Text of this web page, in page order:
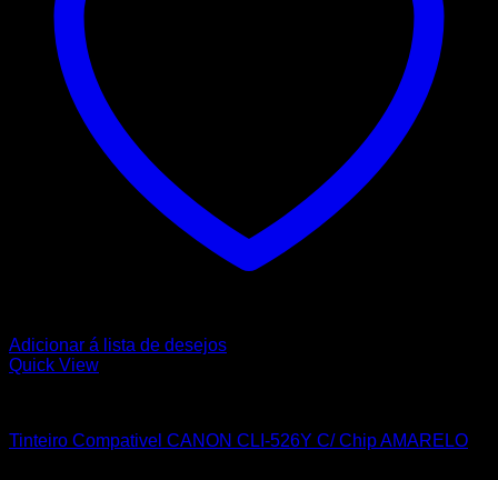
Adicionar á lista de desejos
Quick View
Tinteiro Compativel CANON CLI-526Y C/ Chip AMARELO